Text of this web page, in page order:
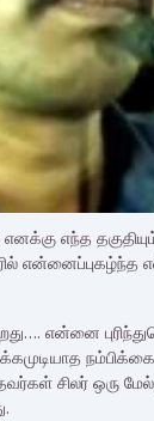
எந்த
என்னைப்புகழ்ந்த
என்னை
நம்பிக்கை
சிலர் ஒரு